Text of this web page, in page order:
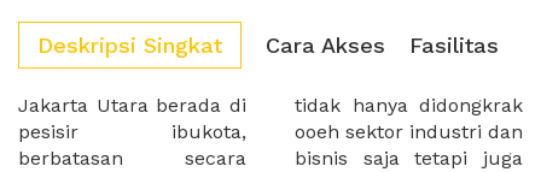
Deskripsi Singkat Cara Akses Fasilitas
Jakarta Utara berada di
pesisir ibukota,
berbatasan secara
tidak hanya didongkrak
ooeh sektor industri dan
bisnis saja tetapi juga